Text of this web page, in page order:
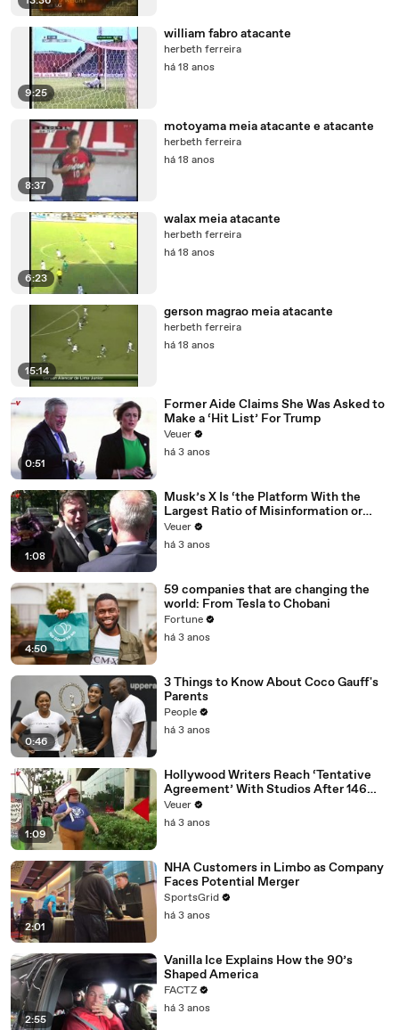
9:25
william fabro atacante
herbeth ferreira
há 18 anos
8:37
motoyama meia atacante e atacante
herbeth ferreira
há 18 anos
6:23
walax meia atacante
herbeth ferreira
há 18 anos
15:14
gerson magrao meia atacante
herbeth ferreira
há 18 anos
0:51
Former Aide Claims She Was Asked to
Make a ‘Hit List’ For Trump
Veuer
há 3 anos
1:08
Musk’s X Is ‘the Platform With the
Largest Ratio of Misinformation or
Disinformation’ Amongst All Social
Media Platforms
Veuer
há 3 anos
4:50
59 companies that are changing the
world: From Tesla to Chobani
Fortune
há 3 anos
0:46
3 Things to Know About Coco Gauff's
Parents
People
há 3 anos
1:09
Hollywood Writers Reach ‘Tentative
Agreement’ With Studios After 146
Day Strike
Veuer
há 3 anos
2:01
NHA Customers in Limbo as Company
Faces Potential Merger
SportsGrid
há 3 anos
2:55
Vanilla Ice Explains How the 90’s
Shaped America
FACTZ
há 3 anos